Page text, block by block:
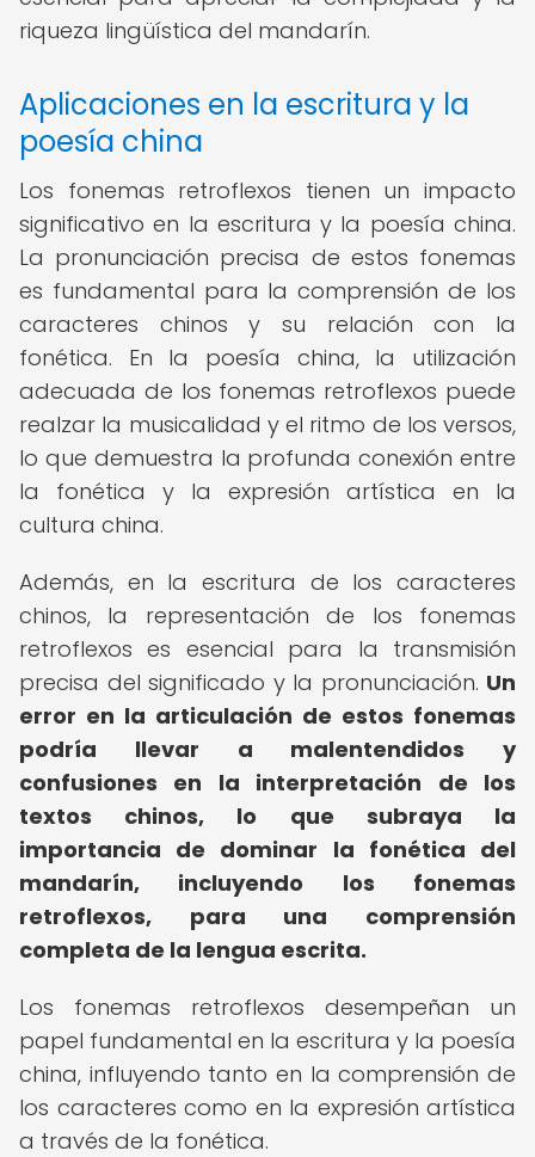
riqueza lingüística del mandarín.
Aplicaciones en la escritura y la
poesía china
Los fonemas retroflexos tienen un impacto
significativo en la escritura y la poesía china.
La pronunciación precisa de estos fonemas
es fundamental para la comprensión de los
caracteres chinos y su relación con la
fonética. En la poesía china, la utilización
adecuada de los fonemas retroflexos puede
realzar la musicalidad y el ritmo de los versos,
lo que demuestra la profunda conexión entre
la fonética y la expresión artística en la
cultura china.
Además, en la escritura de los caracteres
chinos, la representación de los fonemas
retroflexos es esencial para la transmisión
precisa del significado y la pronunciación. Un
error en la articulación de estos fonemas
podría llevar a malentendidos y
confusiones en la interpretación de los
textos chinos, lo que subraya la
importancia de dominar la fonética del
mandarín, incluyendo los fonemas
retroflexos, para una comprensión
completa de la lengua escrita.
Los fonemas retroflexos desempeñan un
papel fundamental en la escritura y la poesía
china, influyendo tanto en la comprensión de
los caracteres como en la expresión artística
a través de la fonética.